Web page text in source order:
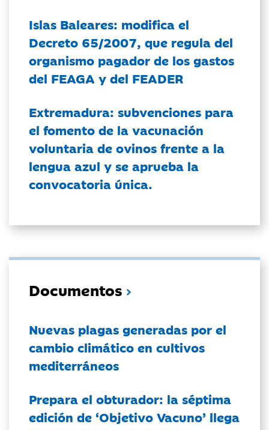
Islas Baleares: modifica el
Decreto 65/2007, que regula del
organismo pagador de los gastos
del FEAGA y del FEADER
Extremadura: subvenciones para
el fomento de la vacunación
voluntaria de ovinos frente a la
lengua azul y se aprueba la
convocatoria única.
Documentos
Nuevas plagas generadas por el
cambio climático en cultivos
mediterráneos
Prepara el obturador: la séptima
edición de ‘Objetivo Vacuno’ llega